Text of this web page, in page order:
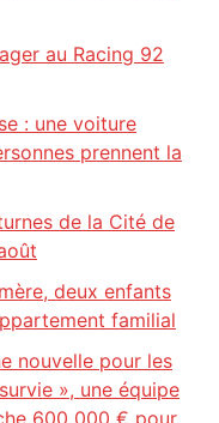
au Racing 92
: une voiture
prennent la
de la Cité de
deux enfants
familial
nouvelle pour les
», une équipe
600 000 € pour